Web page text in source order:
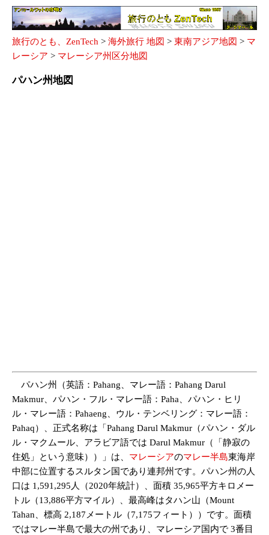
旅行のとも、ZenTech > 海外旅行 地図 > 東南アジア地図 > マ
レーシア > マレーシア州区分地図
パハン州地図
パハン州（英語：Pahang、マレー語：Pahang Darul
Makmur、パハン・フル・マレー語：Paha、パハン・ヒリ
ル・マレー語：Pahaeng、ウル・テンベリング：マレー語：
Pahaq）、正式名称は「Pahang Darul Makmur（パハン・ダル
ル・マクムール、アラビア語では Darul Makmur（「静寂の
住処」という意味））」は、 マレーシアのマレー半島東海岸
中部に位置するスルタン国であり連邦州です。パハン州の人
口は 1,591,295人（2020年統計）、面積 35,965平方キロメー
トル（13,886平方マイル）、最高峰はタハン山（Mount
Tahan、標高 2,187メートル（7,175フィート））です。面積
ではマレー半島で最大の州であり、マレーシア国内で 3番目